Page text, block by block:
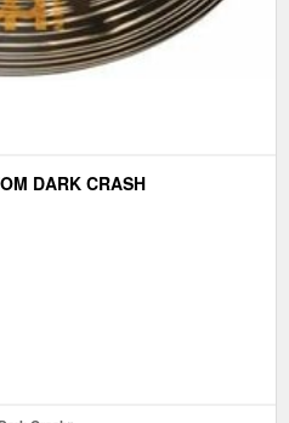
DARK CRASH